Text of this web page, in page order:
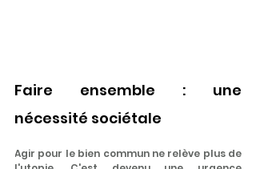
Faire ensemble : une
nécessité sociétale
Agir pour le bien commun ne relève plus de